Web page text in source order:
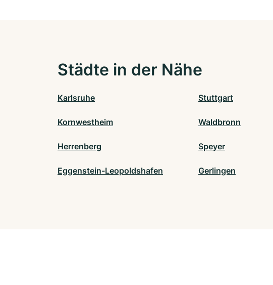
Städte in der Nähe
Karlsruhe Stuttgart
Kornwestheim Waldbronn
Herrenberg Speyer
Eggenstein-Leopoldshafen Gerlingen